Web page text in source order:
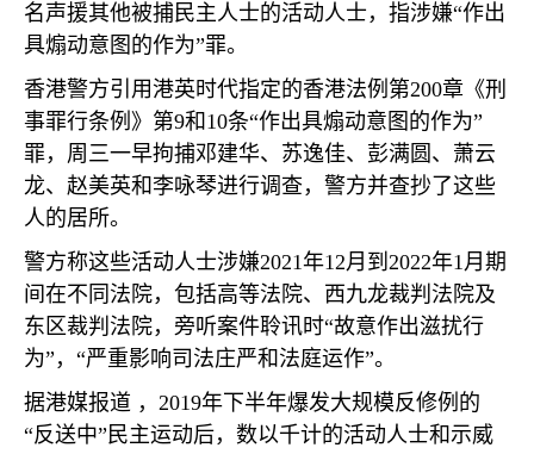
名声援其他被捕民主人士的活动人士，指涉嫌“作出
具煽动意图的作为”罪。
香港警方引用港英时代指定的香港法例第200章《刑
事罪行条例》第9和 10条“作出具煽动意图的作为”
罪，周三一早拘捕邓建华、苏逸佳、彭满圆、萧云
龙、赵美英和李咏琴进行调查，警方并查抄了这些
人的居所。
警方称这些活动人士涉嫌2021年12月到 2022年1月期
间在不同法院，包括高等法院、西九龙裁判法院及
东区裁判法院，旁听案件聆讯时“故意作出滋扰行
为”，“严重影响司法庄严和法庭运作”。
据港媒报道 ， 2019年下半年爆发大规模反修例的
“反送中”民主运动后，数以千计的活动人士和示威